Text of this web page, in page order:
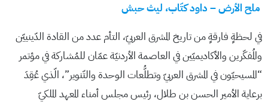
ملح الأرض – داود كتّاب، ليث حبش
في لحظةٍ فارقةٍ من تاريخ المشرق العربيّ، التأم عدد من القادة الدّينييّن
والمُفكّرين والأكاديميّين في العاصمة الأردنيّة عمّان للمُشاركة في مؤتمر
“المسيحيّون في المشرق العربيّ وتطلُّعات الوحدة والتّنوير”، الّذي عُقِدَ
برعاية الأمير الحسن بن طلال، رئيس مجلس أمناء المعهد الملكيّ